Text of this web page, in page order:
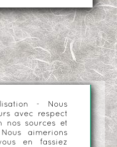
- Nous
avec respect
nos sources et
aimerions
en fassiez